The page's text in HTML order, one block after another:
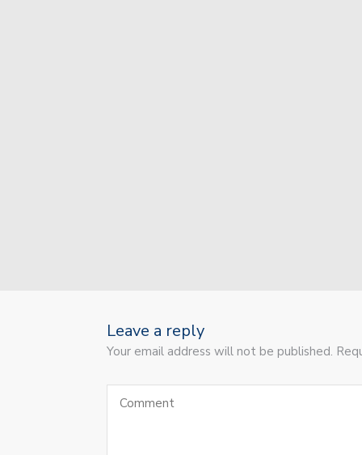
Con dos caras nuevas,
El Club Colón de Emilia
Leave a reply
Your email address will not be published.